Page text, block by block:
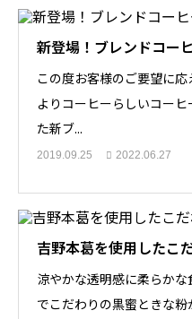
新登場！ブレンドコー
この度お客様のご要望に
よりコーヒーらしいコー
た新ブ...
2019.09.25 2022.06.27
吉野本葛を使用したこ
涼やかな透明感に柔らか
でこだわりの黒蜜ときな